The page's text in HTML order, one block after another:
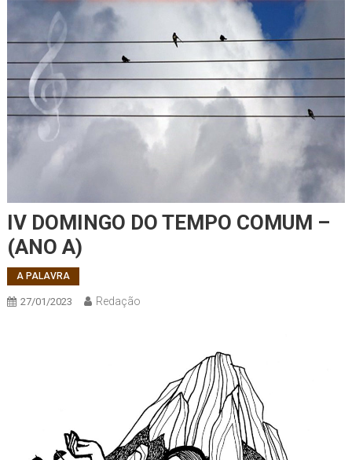
IV DOMINGO DO TEMPO COMUM –
(ANO A)
A PALAVRA
27/01/2023 Redação